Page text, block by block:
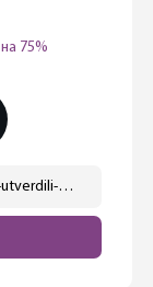
75%
https://ostwest.tv/news/vlasti-germanii-utverdili-novyj-sbor-za-elektroenergiju/